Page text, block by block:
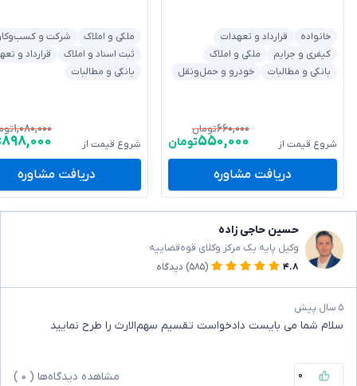
خانواده
قرارداد و تعهدات
کیفری و جرایم
ملکی و املاک
بانکی و مطالبات
خودرو و حمل‌ونقل
شروع قیمت از
۶۶۰,۰۰۰تومان
۵۵۰,۰۰۰تومان
دریافت مشاوره
ملکی و املاک
شرکت و
ثبت اسناد و املاک
قرارداد و
بانکی و مطالبات
شروع قیمت از
۱,۰۸۰,۰۰۰
۸۹۸,۰۰۰
دریافت مشاوره
حسین حاجی زاده
وکیل پایه یک مرکز وکلای قوه‌قضاییه
۴.۸
(۵۸۵) دیدگاه
۵ سال پیش
سلام شما می بایست دادخواست تقسیم سهم‌الارث را طرح نمایید
۰ مشاهده دیدگاه‌ها ( ۰